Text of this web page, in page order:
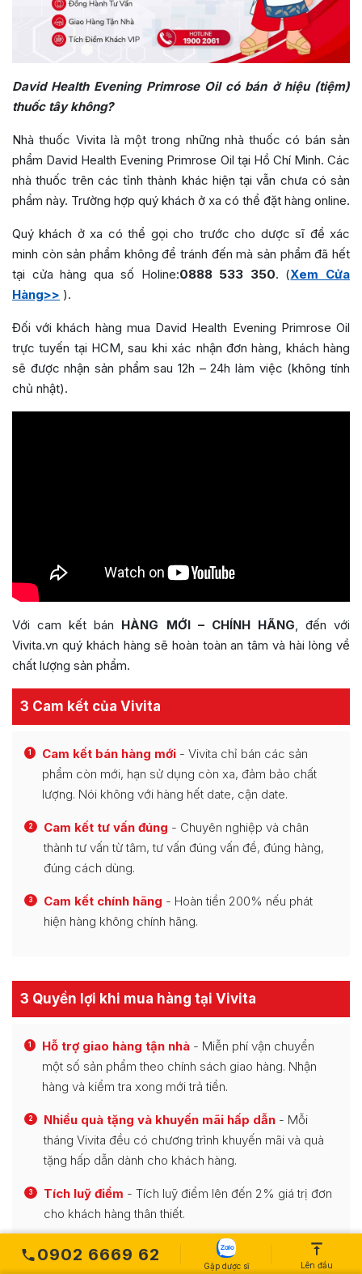
David Health Evening Primrose Oil có bán ở hiệu (tiệm)
thuốc tây không?
Nhà thuốc Vivita là một trong những nhà thuốc có bán sản
phẩm David Health Evening Primrose Oil tại Hồ Chí Minh. Các
nhà thuốc trên các tỉnh thành khác hiện tại vẫn chưa có sản
phẩm này. Trường hợp quý khách ở xa có thể đặt hàng online.
Quý khách ở xa có thể gọi cho trước cho dược sĩ để xác
minh còn sản phẩm không để tránh đến mà sản phẩm đã hết
tại cửa hàng qua số Holine:0888 533 350. (Xem Cửa
Hàng>> ).
Đối với khách hàng mua David Health Evening Primrose Oil
trực tuyến tại HCM, sau khi xác nhận đơn hàng, khách hàng
sẽ được nhận sản phẩm sau 12h – 24h làm việc (không tính
chủ nhật).
Với cam kết bán HÀNG MỚI – CHÍNH HÃNG, đến với
Vivita.vn quý khách hàng sẽ hoàn toàn an tâm và hài lòng về
chất lượng sản phẩm.
3 Cam kết của Vivita
1 Cam kết bán hàng mới - Vivita chỉ bán các sản
phẩm còn mới, hạn sử dụng còn xa, đảm bảo chất
lượng. Nói không với hàng hết date, cận date.
2 Cam kết tư vấn đúng - Chuyên nghiệp và chân
thành tư vấn từ tâm, tư vấn đúng vấn đề, đúng hàng,
đúng cách dùng.
3 Cam kết chính hãng - Hoàn tiền 200% nếu phát
hiện hàng không chính hãng.
3 Quyền lợi khi mua hàng tại Vivita
1 Hỗ trợ giao hàng tận nhà - Miễn phí vận chuyển
một số sản phẩm theo chính sách giao hàng. Nhận
hàng và kiểm tra xong mới trả tiền.
2 Nhiều quà tặng và khuyến mãi hấp dẫn - Mỗi
tháng Vivita đều có chương trình khuyến mãi và quà
tặng hấp dẫn dành cho khách hàng.
3 Tích luỹ điểm - Tích luỹ điểm lên đến 2% giá trị đơn
cho khách hàng thân thiết.
0902 6669 62
Gặp dược sĩ Lên đầu